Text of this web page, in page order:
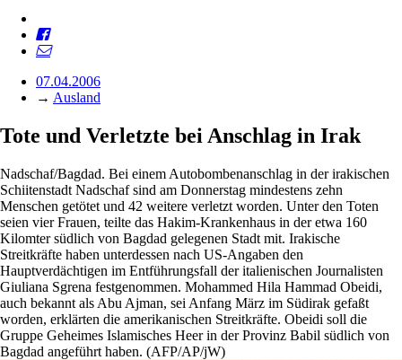
07.04.2006
→ Ausland
Tote und Verletzte bei Anschlag in Irak
Nadschaf/Bagdad. Bei einem Autobombenanschlag in der irakischen
Schiitenstadt Nadschaf sind am Donnerstag mindestens zehn
Menschen getötet und 42 weitere verletzt worden. Unter den Toten
seien vier Frauen, teilte das Hakim-Krankenhaus in der etwa 160
Kilomter südlich von Bagdad gelegenen Stadt mit. Irakische
Streitkräfte haben unterdessen nach US-Angaben den
Hauptverdächtigen im Entführungsfall der italienischen Journalisten
Giuliana Sgrena festgenommen. Mohammed Hila Hammad Obeidi,
auch bekannt als Abu Ajman, sei Anfang März im Südirak gefaßt
worden, erklärten die amerikanischen Streitkräfte. Obeidi soll die
Gruppe Geheimes Islamisches Heer in der Provinz Babil südlich von
Bagdad angeführt haben. (AFP/AP/jW)